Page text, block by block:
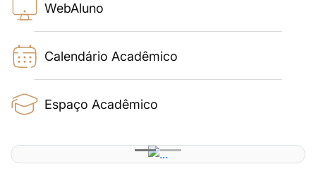
WebAluno
Calendário Acadêmico
Espaço Acadêmico